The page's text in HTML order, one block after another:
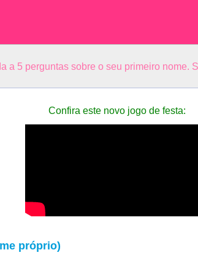
a 5 perguntas sobre o seu primeiro nome.
Confira este novo jogo de festa:
próprio)